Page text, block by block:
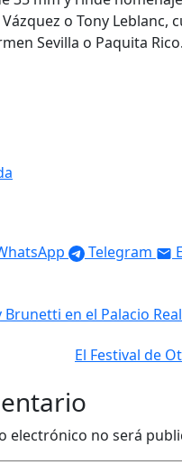
o Tony
Sevilla o Paquita Rico.
Telegram
en el Palacio
El Festival de
electrónico no será